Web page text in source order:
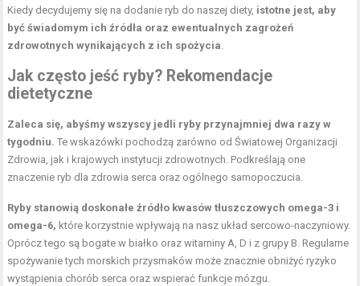
Kiedy decydujemy się na dodanie ryb do naszej diety, istotne jest, aby
być świadomym ich źródła oraz ewentualnych zagrożeń
zdrowotnych wynikających z ich spożycia
Jak często jeść ryby? Rekomendacje
dietetyczne
Zaleca się, abyśmy wszyscy jedli ryby przynajmniej dwa razy w
tygodniu. Te wskazówki pochodzą zarówno od Światowej Organizacji
Zdrowia, jak i krajowych instytucji zdrowotnych. Podkreślają one
znaczenie ryb dla zdrowia serca oraz ogólnego samopoczucia.
Ryby stanowią doskonałe źródło kwasów tłuszczowych omega-3 i
omega-6, które korzystnie wpływają na nasz układ sercowo-naczyniowy.
Oprócz tego są bogate w białko oraz witaminy A, D i z grupy B. Regularne
spożywanie tych morskich przysmaków może znacznie obniżyć ryzyko
wystąpienia chorób serca oraz wspierać funkcje mózgu.